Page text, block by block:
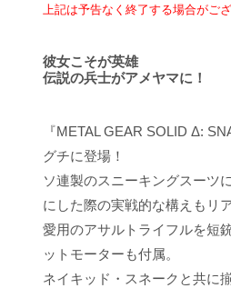
上記は予告なく終了する場合がご
彼女こそが英雄
伝説の兵士がアメヤマに！
『METAL GEAR SOLID Δ:
グチに登場！
ソ連製のスニーキングスーツ
にした際の実戦的な構えもリ
愛用のアサルトライフルを短
ットモーターも付属。
ネイキッド・スネークと共に